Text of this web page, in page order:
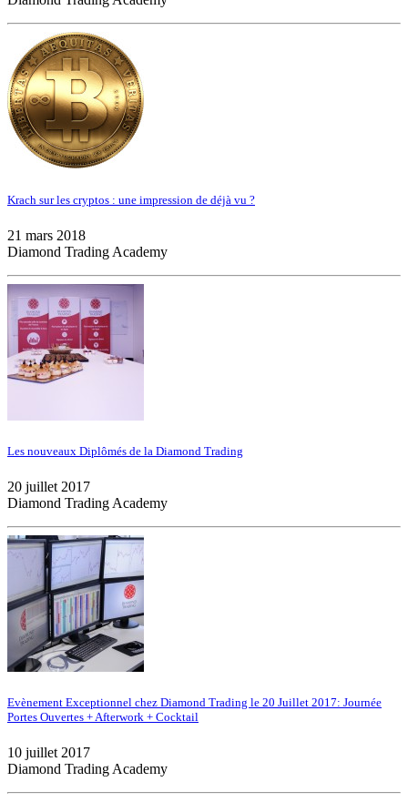
Krach sur les cryptos : une impression de déjà vu ?
21 mars 2018
Diamond Trading Academy
Les nouveaux Diplômés de la Diamond Trading
20 juillet 2017
Diamond Trading Academy
Evènement Exceptionnel chez Diamond Trading le 20 Juillet 2017: Journée
Portes Ouvertes + Afterwork + Cocktail
10 juillet 2017
Diamond Trading Academy